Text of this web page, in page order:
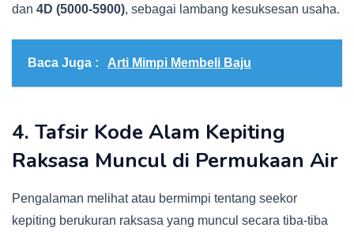
dan 4D (5000-5900), sebagai lambang kesuksesan usaha.
Baca Juga : Arti Mimpi Membeli Baju
4. Tafsir Kode Alam Kepiting
Raksasa Muncul di Permukaan Air
Pengalaman melihat atau bermimpi tentang seekor
kepiting berukuran raksasa yang muncul secara tiba-tiba